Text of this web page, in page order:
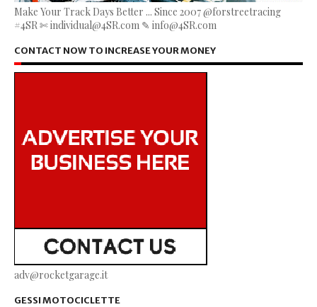
Make Your Track Days Better ... Since 2007 @forstreetracing
#4SR ✄ individual@4SR.com ✎ info@4SR.com
CONTACT NOW TO INCREASE YOUR MONEY
adv@rocketgarage.it
GESSI MOTOCICLETTE